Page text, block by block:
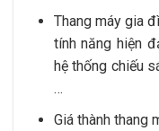
Thang máy gia
tính năng hiện
hệ thống chiếu
…
Giá thành thang